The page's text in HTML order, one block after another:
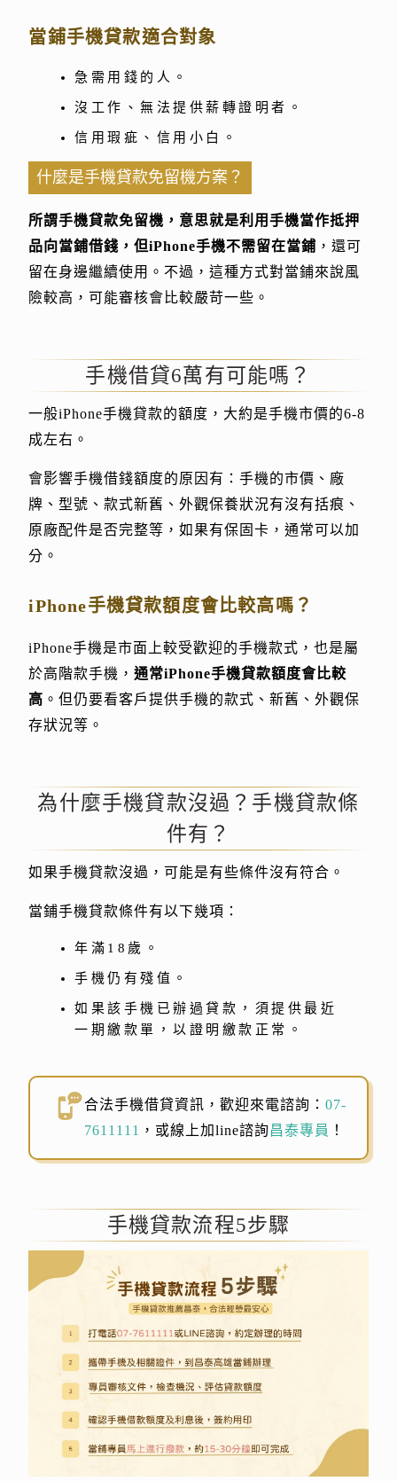
當鋪手機貸款適合對象
急需用錢的人。
沒工作、無法提供薪轉證明者。
信用瑕疵、信用小白。
什麼是手機貸款免留機方案？
所謂手機貸款免留機，意思就是利用手機當作抵押
品向當鋪借錢，但iPhone手機不需留在當鋪 ，還可
留在身邊繼續使用。不過，這種方式對當鋪來說風
險較高，可能審核會比較嚴苛一些。
手機借貸6萬有可能嗎？
一般iPhone手機貸款的額度，大約是手機市價的6-8
成左右。
會影響手機借錢額度的原因有：手機的市價、廠
牌、型號、款式新舊、外觀保養狀況有沒有括痕、
原廠配件是否完整等，如果有保固卡，通常可以加
分。
iPhone手機貸款額度會比較高嗎？
iPhone手機是市面上較受歡迎的手機款式，也是屬
於高階款手機，通常iPhone手機貸款額度會比較
高 。但仍要看客戶提供手機的款式、新舊、外觀保
存狀況等。
為什麼手機貸款沒過？手機貸款條
件有？
如果手機貸款沒過，可能是有些條件沒有符合。
當鋪手機貸款條件有以下幾項：
年滿18歲。
手機仍有殘值。
如果該手機已辦過貸款，須提供最近
一期繳款單，以證明繳款正常。
合法手機借貸資訊，歡迎來電諮詢：07-
7611111 ，或線上加line諮詢昌泰專員 ！
手機貸款流程5步驟